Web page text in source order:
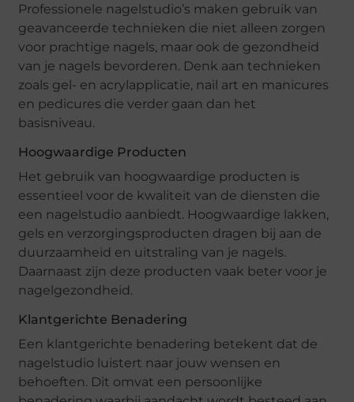
Professionele nagelstudio’s maken gebruik van
geavanceerde technieken die niet alleen zorgen
voor prachtige nagels, maar ook de gezondheid
van je nagels bevorderen. Denk aan technieken
zoals gel- en acrylapplicatie, nail art en manicures
en pedicures die verder gaan dan het
basisniveau.
Hoogwaardige Producten
Het gebruik van hoogwaardige producten is
essentieel voor de kwaliteit van de diensten die
een nagelstudio aanbiedt. Hoogwaardige lakken,
gels en verzorgingsproducten dragen bij aan de
duurzaamheid en uitstraling van je nagels.
Daarnaast zijn deze producten vaak beter voor je
nagelgezondheid.
Klantgerichte Benadering
Een klantgerichte benadering betekent dat de
nagelstudio luistert naar jouw wensen en
behoeften. Dit omvat een persoonlijke